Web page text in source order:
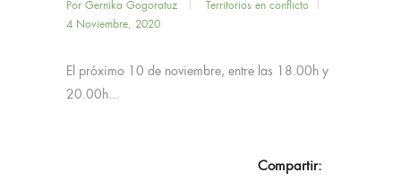
Por Gernika Gogoratuz
Territorios en conflicto
4 Noviembre, 2020
El próximo 10 de noviembre, entre las 18.00h y
20.00h...
Compartir: